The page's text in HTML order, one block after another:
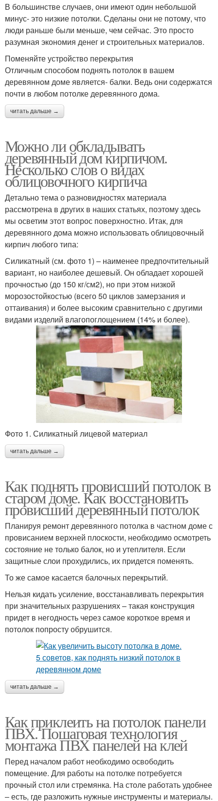
В большинстве случаев, они имеют один небольшой
минус- это низкие потолки. Сделаны они не потому, что
люди раньше были меньше, чем сейчас. Это просто
разумная экономия денег и строительных материалов.
Поменяйте устройство перекрытия
Отличным способом поднять потолок в вашем
деревянном доме является- балки. Ведь они содержатся
почти в любом потолке деревянного дома.
читать дальше →
Можно ли обкладывать
деревянный дом кирпичом.
Несколько слов о видах
облицовочного кирпича
Детально тема о разновидностях материала
рассмотрена в других в наших статьях, поэтому здесь
мы осветим этот вопрос поверхностно. Итак, для
деревянного дома можно использовать облицовочный
кирпич любого типа:
Силикатный (см. фото 1) – наименее предпочтительный
вариант, но наиболее дешевый. Он обладает хорошей
прочностью (до 150 кг/см2), но при этом низкой
морозостойкостью (всего 50 циклов замерзания и
оттаивания) и более высоким сравнительно с другими
видами изделий влагопоглощением (14% и более).
Фото 1. Силикатный лицевой материал
читать дальше →
Как поднять провисший потолок в
старом доме. Как восстановить
провисший деревянный потолок
Планируя ремонт деревянного потолка в частном доме с
провисанием верхней плоскости, необходимо осмотреть
состояние не только балок, но и утеплителя. Если
защитные слои прохудились, их придется поменять.
То же самое касается балочных перекрытий.
Нельзя кидать усиление, восстанавливать перекрытия
при значительных разрушениях – такая конструкция
придет в негодность через самое короткое время и
потолок попросту обрушится.
читать дальше →
Как приклеить на потолок панели
ПВХ. Пошаговая технология
монтажа ПВХ панелей на клей
Перед началом работ необходимо освободить
помещение. Для работы на потолке потребуется
прочный стол или стремянка. На столе работать удобнее
– есть, где разложить нужные инструменты и материалы.